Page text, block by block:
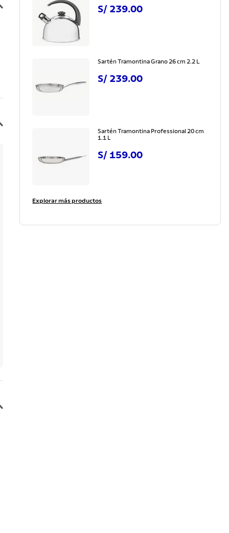
S/ 239.00
Sartén Tramontina Grano 26 cm 2.2 L
S/ 239.00
Sartén Tramontina Professional 20 cm
1.1 L
S/ 159.00
Explorar más productos